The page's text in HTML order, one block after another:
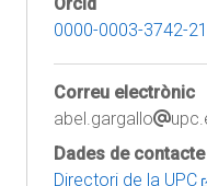
0000-0003-3742-
Correu electrònic
abel.gargallo
Dades de contacte
Directori de la UPC